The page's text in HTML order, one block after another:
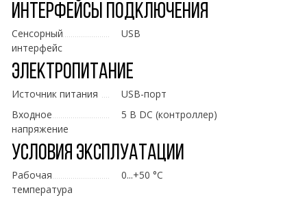
Интерфейсы подключения
Сенсорный
интерфейс
USB
Электропитание
Источник питания
USB-порт
Входное
напряжение
5 В DC (контроллер)
Условия эксплуатации
Рабочая
температура
0...+50 °C